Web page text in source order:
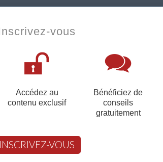
L'Annuaire de recherche
votre établissement privé,
scolaire et des cours à
votre compte pour être accompagné
Retour
vous
Accédez au
contenu exclusif
Bénéficiez de
conseils
gratuitement
INSCRIVEZ-VOUS